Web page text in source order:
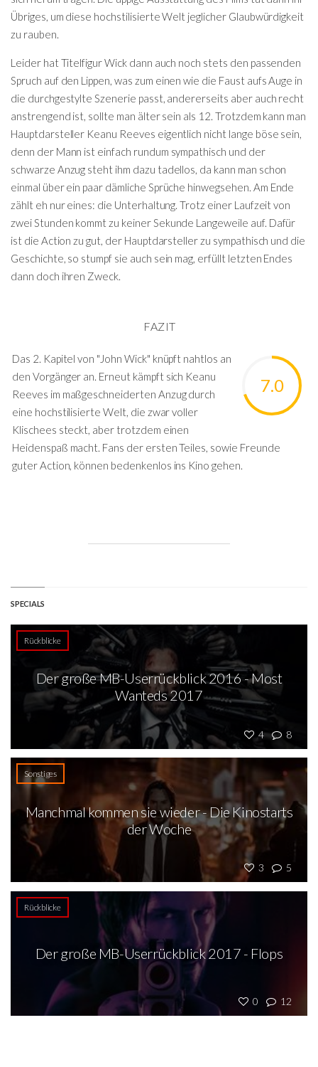
Übriges, um diese hochstilisierte Welt jeglicher Glaubwürdigkeit
zu rauben.
Leider hat Titelfigur Wick dann auch noch stets den passenden
Spruch auf den Lippen, was zum einen wie die Faust aufs Auge in
die durchgestylte Szenerie passt, andererseits aber auch recht
anstrengend ist, sollte man älter sein als 12. Trotzdem kann man
Hauptdarsteller Keanu Reeves eigentlich nicht lange böse sein,
denn der Mann ist einfach rundum sympathisch und der
schwarze Anzug steht ihm dazu tadellos, da kann man schon
einmal über ein paar dämliche Sprüche hinwegsehen. Am Ende
zählt eh nur eines: die Unterhaltung. Trotz einer Laufzeit von
zwei Stunden kommt zu keiner Sekunde Langeweile auf. Dafür
ist die Action zu gut, der Hauptdarsteller zu sympathisch und die
Geschichte, so stumpf sie auch sein mag, erfüllt letzten Endes
dann doch ihren Zweck.
FAZIT
7.0
Das 2. Kapitel von "John Wick" knüpft nahtlos an
den Vorgänger an. Erneut kämpft sich Keanu
Reeves im maßgeschneiderten Anzug durch
eine hochstilisierte Welt, die zwar voller
Klischees steckt, aber trotzdem einen
Heidenspaß macht. Fans der ersten Teiles, sowie Freunde
guter Action, können bedenkenlos ins Kino gehen.
SPECIALS
Rückblicke
4 8
Der große MB-Userrückblick 2016 - Most
Wanteds 2017
Sonstiges
3 5
Manchmal kommen sie wieder - Die Kinostarts
der Woche
Rückblicke
0 12
Der große MB-Userrückblick 2017 - Flops